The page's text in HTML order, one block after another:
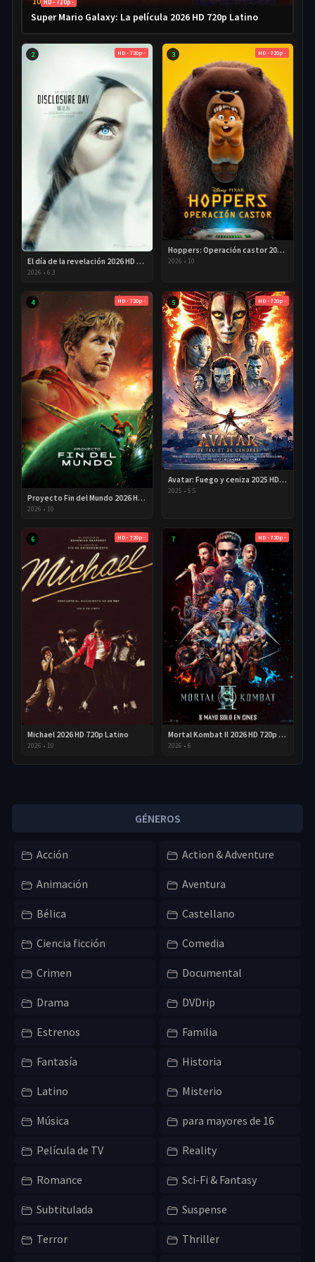
HD - 720p -
Super Mario Galaxy: La película 2026 HD 720p Latino
2 HD - 720p -
El día de la revelación 2026 HD 720P Latino
2026 • 6.3
3 HD - 720p -
Hoppers: Operación castor 2026 HD 720p Latino
2026 • 10
4 HD - 720p -
Proyecto Fin del Mundo 2026 HD 720p Latino
2026 • 10
5 HD - 720p -
Avatar: Fuego y ceniza 2025 HD 720p Latino
2025 • 5.5
6 HD - 720p -
Michael 2026 HD 720p Latino
2026 • 10
7 HD - 720p -
Mortal Kombat II 2026 HD 720p Latino
2026 • 6
GÉNEROS
Acción Action & Adventure
Animación Aventura
Bélica Castellano
Ciencia ficción Comedia
Crimen Documental
Drama DVDrip
Estrenos Familia
Fantasía Historia
Latino Misterio
Música para mayores de 16
Película de TV Reality
Romance Sci-Fi & Fantasy
Subtitulada Suspense
Terror Thriller